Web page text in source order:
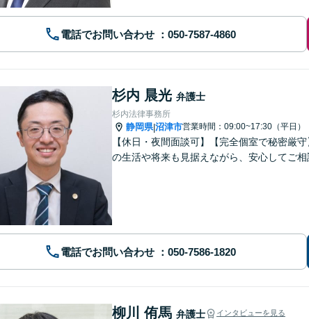
電話でお問い合わせ
杉内 晨光 弁護士
杉内法律事務所
静岡県|沼津市営業時間：09:00~17:30（平日）
【休日・夜間面談可】【完全個室で秘密厳
の生活や将来も見据えながら、安心してご
電話でお問い合わせ
柳川 侑馬 弁護士 インタビューを見る